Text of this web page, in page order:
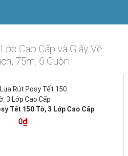
Cao Cấp và Giấy Vệ
75m, 6 Cuộn
Tết 150 Tờ, 3 Lớp Cao Cấp
0₫